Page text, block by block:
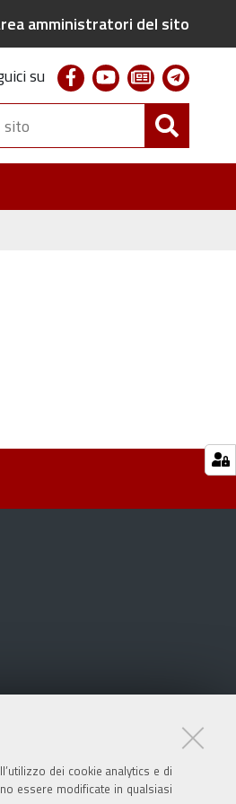
dei cookie analytics e di
essere modificate in qualsiasi
amministratori del sito
su facebookyoutubenewsletter
Cerca
nel
sito